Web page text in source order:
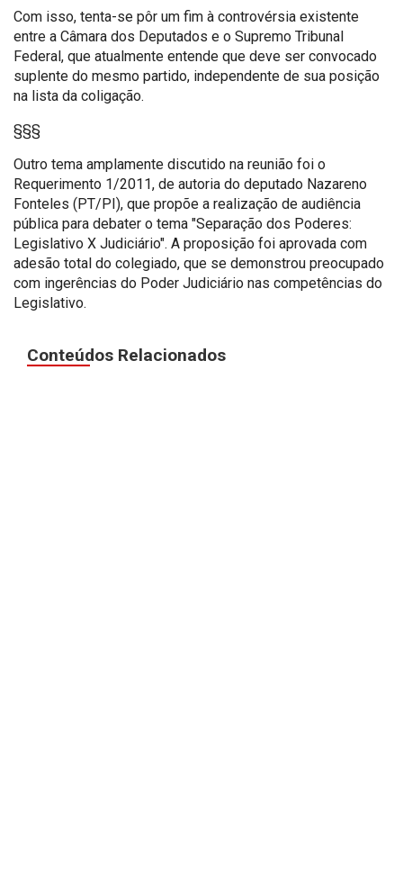
Com isso, tenta-se pôr um fim à controvérsia existente
entre a Câmara dos Deputados e o Supremo Tribunal
Federal, que atualmente entende que deve ser convocado
suplente do mesmo partido, independente de sua posição
na lista da coligação.
§§§
Outro tema amplamente discutido na reunião foi o
Requerimento 1/2011, de autoria do deputado Nazareno
Fonteles (PT/PI), que propõe a realização de audiência
pública para debater o tema "Separação dos Poderes:
Legislativo X Judiciário". A proposição foi aprovada com
adesão total do colegiado, que se demonstrou preocupado
com ingerências do Poder Judiciário nas competências do
Legislativo.
Conteúdos Relacionados